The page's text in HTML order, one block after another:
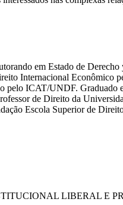
em Estado de
Internacional
pelo ICAT/UNDF.
de Direito da
Escola Superior de
LIBERAL E